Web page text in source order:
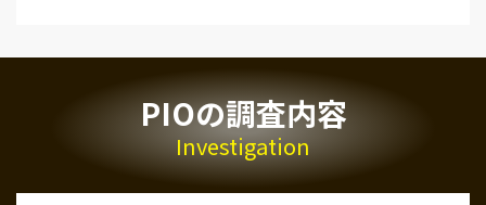
PIOの調査内容
Investigation